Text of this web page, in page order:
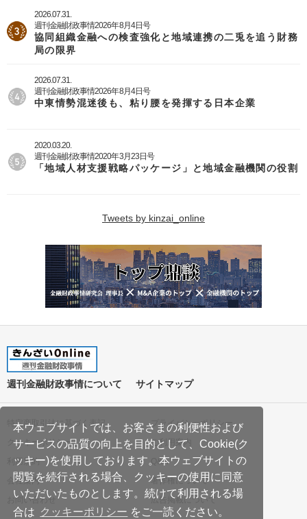
本ウェブサイトでは、お客さまの利便性および
サービスの品質の向上を目的として、Cookie(ク
ッキー)を使用しております。本ウェブサイトの
閲覧を続行される場合、クッキーの使用に同意
いただいたものとします。続けて利用される場
合は クッキーポリシー をご一読ください。
2026.07.31.
週刊金融財政事情2026年8月4日号
協同組織金融への検査強化と地域連携の二兎を追う財務
局の限界
2026.07.31.
週刊金融財政事情2026年8月4日号
中東情勢混迷後も、粘り腰を発揮する日本企業
2020.03.20.
週刊金融財政事情2020年3月23日号
「地域人材支援戦略パッケージ」と地域金融機関の役割
Tweets by kinzai_online
週刊金融財政事情について サイトマップ
特定商取引法に基づく表記
プライバシーポリシー
クッキーポリシー
ご利用案内
利用規約
Q&A
会社案内
著作権について
お問い合わせ
広告掲載について